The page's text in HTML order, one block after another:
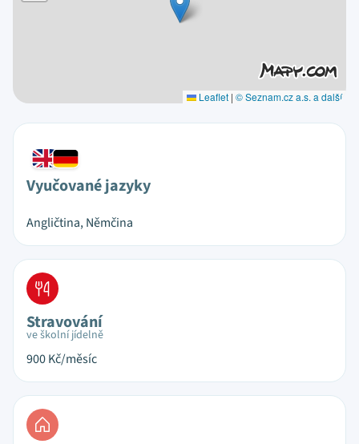
Leaflet | © Seznam.cz a.s. a další
Vyučované jazyky
Angličtina, Němčina
Stravování
ve školní jídelně
900Kč/měsíc